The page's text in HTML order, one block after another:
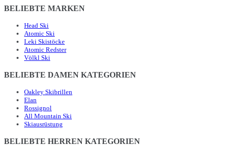
BELIEBTE MARKEN
Head Ski
Atomic Ski
Leki Skistöcke
Atomic Redster
Völkl Ski
BELIEBTE DAMEN KATEGORIEN
Oakley Skibrillen
Elan
Rossignol
All Mountain Ski
Skiausrüstung
BELIEBTE HERREN KATEGORIEN